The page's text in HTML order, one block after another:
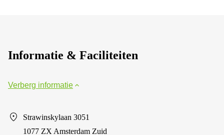
Informatie & Faciliteiten
Verberg informatie
Strawinskylaan 3051
1077 ZX Amsterdam Zuid